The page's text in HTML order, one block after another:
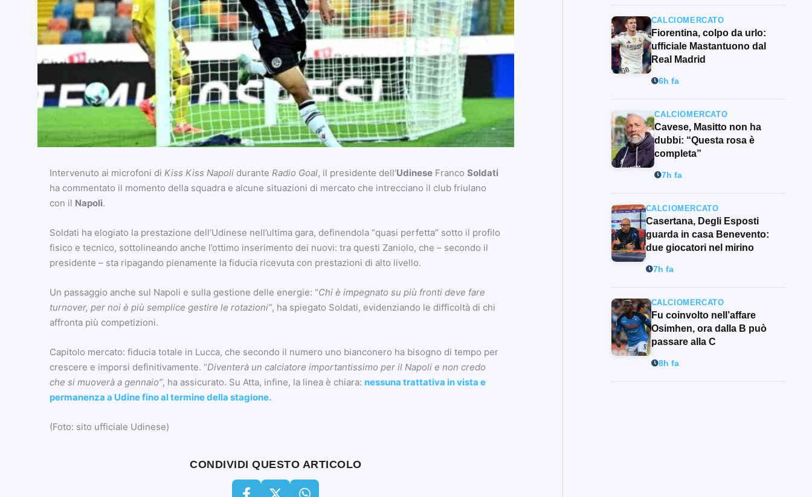
Intervenuto ai microfoni di Kiss Kiss Napolidurante Radio Goal, il presidente dell’UdineseFranco Soldati
ha commentato il momento della squadra e alcune situazioni di mercato che intrecciano il club friulano
con il Napoli.
Soldati ha elogiato la prestazione dell’Udinese nell’ultima gara, definendola “quasi perfetta” sotto il profilo
fisico e tecnico, sottolineando anche l’ottimo inserimento dei nuovi: tra questi Zaniolo, che – secondo il
presidente – sta ripagando pienamente la fiducia ricevuta con prestazioni di alto livello.
Un passaggio anche sul Napoli e sulla gestione delle energie: “Chi è impegnato su più fronti deve fare
turnover, per noi è più semplice gestire le rotazioni”, ha spiegato Soldati, evidenziando le difficoltà di chi
affronta più competizioni.
Capitolo mercato: fiducia totale in Lucca, che secondo il numero uno bianconero ha bisogno di tempo per
crescere e imporsi definitivamente. “Diventerà un calciatore importantissimo per il Napoli e non credo
che si muoverà a gennaio”, ha assicurato. Su Atta, infine, la linea è chiara: nessuna trattativa in vista e
permanenza a Udine fino al termine della stagione.
(Foto: sito ufficiale Udinese)
CONDIVIDI QUESTO ARTICOLO
CALCIOMERCATO
Fiorentina, colpo da urlo:
ufficiale Mastantuono dal
Real Madrid
6h fa
CALCIOMERCATO
Cavese, Masitto non ha
dubbi: “Questa rosa è
completa”
7h fa
CALCIOMERCATO
Casertana, Degli Esposti
guarda in casa Benevento:
due giocatori nel mirino
7h fa
CALCIOMERCATO
Fu coinvolto nell’affare
Osimhen, ora dalla B può
passare alla C
8h fa